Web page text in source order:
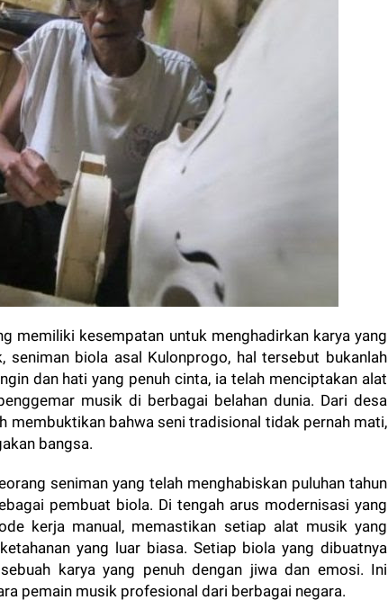
memiliki kesempatan untuk menghadirkan karya yang
seniman biola asal Kulonprogo, hal tersebut bukanlah
dan hati yang penuh cinta, ia telah menciptakan alat
musik di berbagai belahan dunia. Dari desa
membuktikan bahwa seni tradisional tidak pernah mati,
bangsa.
seniman yang telah menghabiskan puluhan tahun
pembuat biola. Di tengah arus modernisasi yang
kerja manual, memastikan setiap alat musik yang
yang luar biasa. Setiap biola yang dibuatnya
karya yang penuh dengan jiwa dan emosi. Ini
pemain musik profesional dari berbagai negara.